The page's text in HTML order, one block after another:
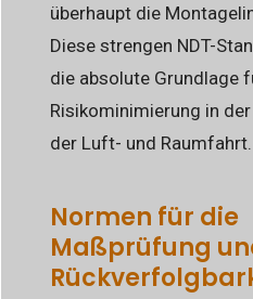
überhaupt die
Diese strengen NDT-
die absolute Grundlage
Risikominimierung in
der Luft- und Raumfahrt.
Normen für die
Maßprüfung